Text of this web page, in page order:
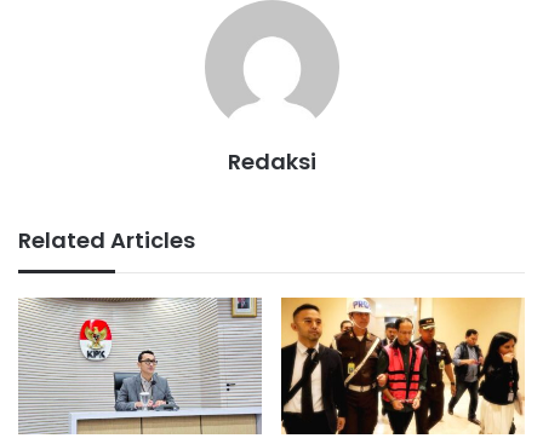
Redaksi
Related Articles